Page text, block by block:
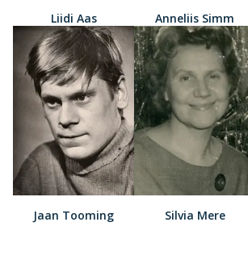
Liidi Aas Anneliis Simm
Jaan Tooming Silvia Mere